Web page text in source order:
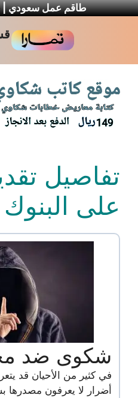
طاقم عمل سعودي |
قسط 4
تفاصيل
على البنوك
شكوى ضد
في كثير من الأحيان قد
أضرار لا يعرفون مصدرها